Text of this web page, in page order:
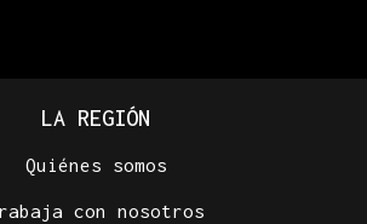
LA REGIÓN
Quiénes somos
con nosotros